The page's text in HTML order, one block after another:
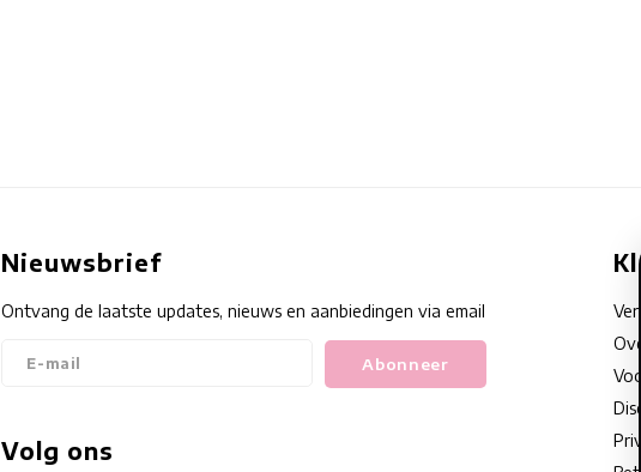
Nieuwsbrief
Ontvang de laatste updates, nieuws en aanbiedingen via email
Abonneer
Volg ons